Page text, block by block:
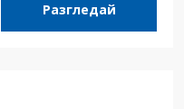
Разгледай